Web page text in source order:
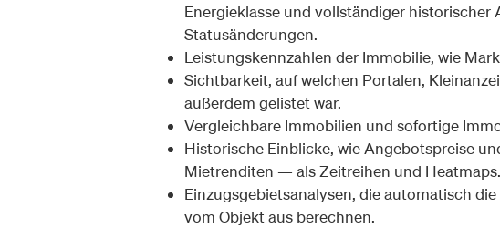
Energieklasse und vollständiger historischer
Statusänderungen.
Leistungskennzahlen der Immobilie, wie
Sichtbarkeit, auf welchen Portalen,
außerdem gelistet war.
Vergleichbare Immobilien und sofortige
Historische Einblicke, wie Angebotspreise
Mietrenditen — als Zeitreihen und Heatmaps.
Einzugsgebietsanalysen, die automatisch
vom Objekt aus berechnen.